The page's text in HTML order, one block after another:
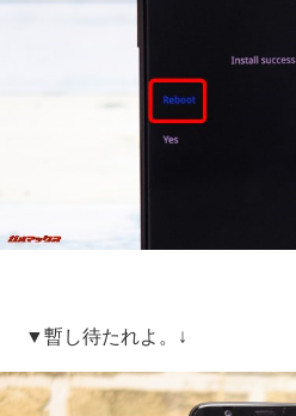
▼暫し待たれよ。↓